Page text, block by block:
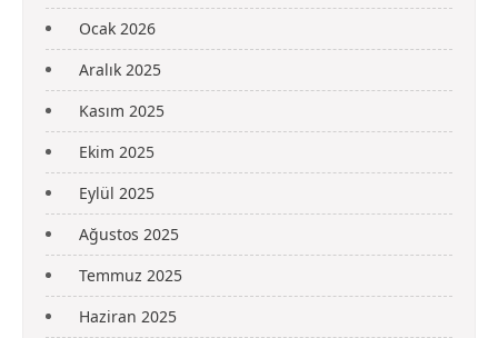
Ocak 2026
Aralık 2025
Kasım 2025
Ekim 2025
Eylül 2025
Ağustos 2025
Temmuz 2025
Haziran 2025